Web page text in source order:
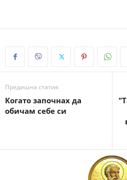
Предишна статия
Когато започнах да
обичам себе си